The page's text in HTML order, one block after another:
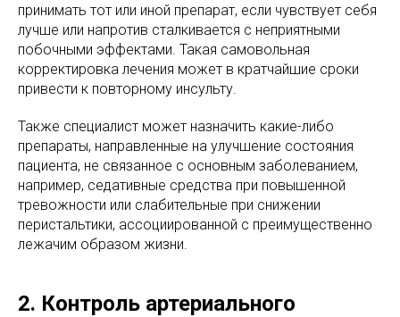
принимать тот или иной препарат, если чувствует себя
лучше или напротив сталкивается с неприятными
побочными эффектами. Такая самовольная
корректировка лечения может в кратчайшие сроки
привести к повторному инсульту.
Также специалист может назначить какие-либо
препараты, направленные на улучшение состояния
пациента, не связанное с основным заболеванием,
например, седативные средства при повышенной
тревожности или слабительные при снижении
перистальтики, ассоциированной с преимущественно
лежачим образом жизни.
2. Контроль артериального